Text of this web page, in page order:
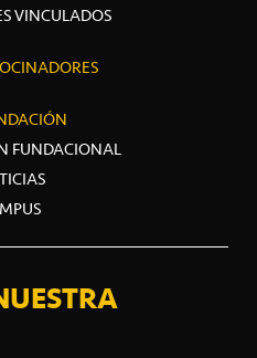
VINCULADOS
FUNDACIONAL